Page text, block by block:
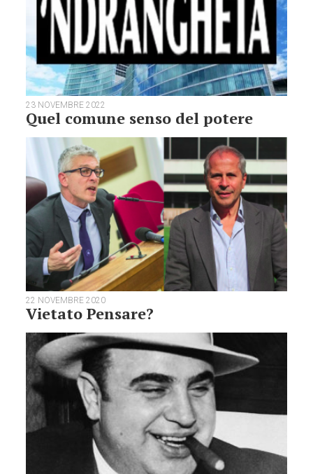
23 NOVEMBRE 2022
Quel comune senso del potere
22 NOVEMBRE 2020
Vietato Pensare?